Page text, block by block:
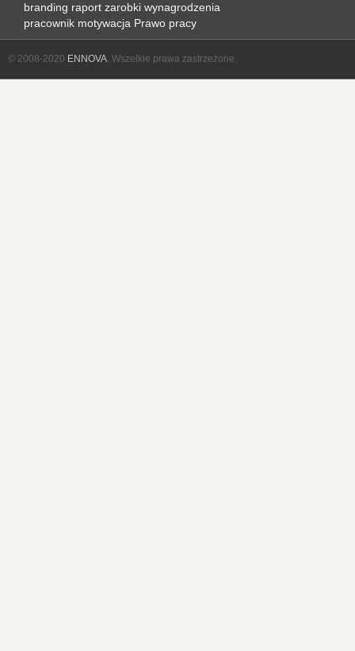
branding raport zarobki wynagrodzenia
pracownik motywacja Prawo pracy
© 2008-2020 ENNOVA. Wszelkie prawa zastrzeżone.